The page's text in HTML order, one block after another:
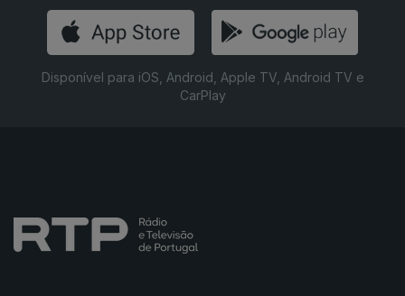
Disponível para iOS, Android, Apple TV, Android TV e
CarPlay